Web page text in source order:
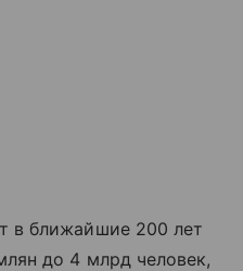
в ближайшие 200 лет
до 4 млрд человек,